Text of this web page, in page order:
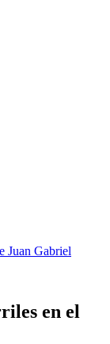
Juan Gabriel
en el